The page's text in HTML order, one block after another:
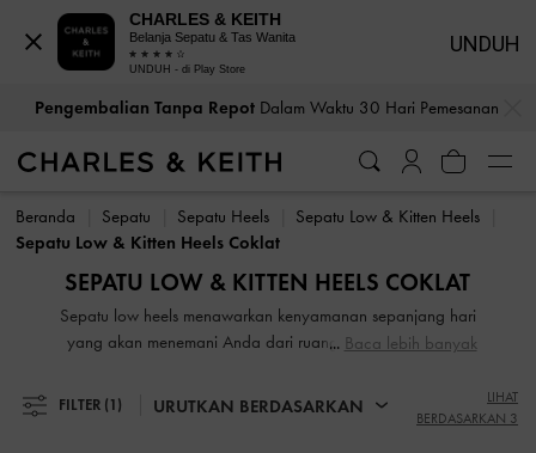
Pengembalian Tanpa RepotDalam Waktu 30 Hari Pemesanan
Bea Cukai & Pajak Dibayar. Tidak Ada Biaya Tersembunyi Saat
Pengembalian Tanpa RepotDalam Waktu 30 Hari Pemesanan
Bea Cukai & Pajak Dibayar . Tidak Ada Biaya Tersembunyi Saat
Pembayaran
Beranda Sepatu Sepatu Heels
Sepatu Low & Kitten Heels
Sepatu Low & Kitten Heels Coklat
SEPATU LOW & KITTEN HEELS COKLAT
Sepatu low heels menawarkan kenyamanan sepanjang hari
yang akan menemani Anda dari ruang rapat langsung ke
nyaman, koleksi kami tampil modern, klasik, dan
kontemporer, menjadikannya andalan utama di lemari
Baca lebih banyak
FILTER (1) URUTKAN BERDASARKAN
LIHAT
BERDASARKAN 3
CHARLES & KEITH
Belanja Sepatu & Tas Wanita
UNDUH - di Play Store
UNDUH